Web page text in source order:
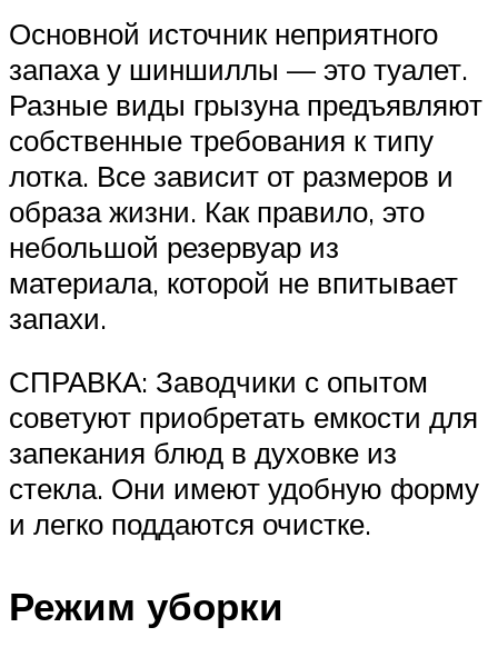
Основной источник неприятного
запаха у шиншиллы — это туалет.
Разные виды грызуна предъявляют
собственные требования к типу
лотка. Все зависит от размеров и
образа жизни. Как правило, это
небольшой резервуар из
материала, которой не впитывает
запахи.
СПРАВКА: Заводчики с опытом
советуют приобретать емкости для
запекания блюд в духовке из
стекла. Они имеют удобную форму
и легко поддаются очистке.
Режим уборки